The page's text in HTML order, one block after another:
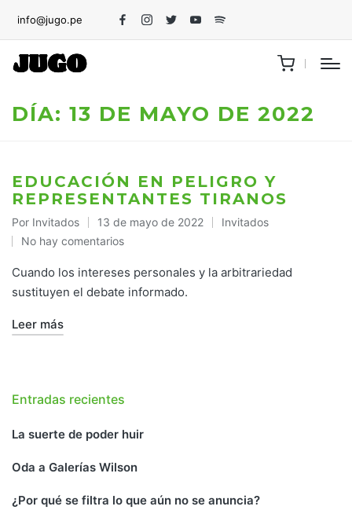
info@jugo.pe
FacebookInstagram
TwitterYoutubeSpotify
DÍA: 13 DE MAYO DE 2022
EDUCACIÓN EN PELIGRO Y
REPRESENTANTES TIRANOS
Publicado
por
Por Invitados 13 de mayo de 2022
Publicado
Invitados
No hay comentarios
Cuando los intereses personales y la arbitrariedad
sustituyen el debate informado.
Leer más
Entradas recientes
La suerte de poder huir
Oda a Galerías Wilson
¿Por qué se filtra lo que aún no se anuncia?